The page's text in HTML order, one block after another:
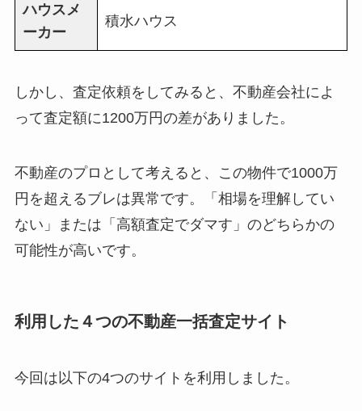
ハウスメ
ーカー
積水ハウス
しかし、査定依頼をしてみると、不動産会社によ
って査定額に1200万円の差がありました。
不動産のプロとして考えると、
この物件で1000万
円を超えるブレは異常です。「相場を理解してい
ない」または「高額査定でダマす」のどちらかの
可能性が高いです。
利用した４つの不動産一括査定サイト
今回は以下の4つのサイトを利用しました。